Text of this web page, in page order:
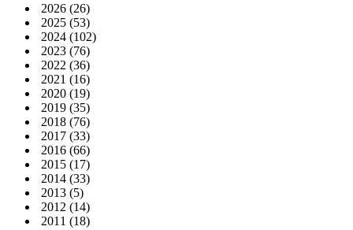
2026 (26)
2025 (53)
2024 (102)
2023 (76)
2022 (36)
2021 (16)
2020 (19)
2019 (35)
2018 (76)
2017 (33)
2016 (66)
2015 (17)
2014 (33)
2013 (5)
2012 (14)
2011 (18)